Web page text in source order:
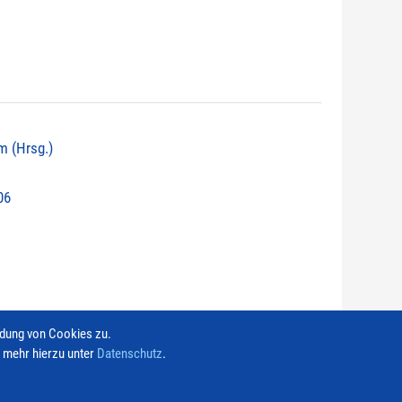
(Hrsg.)
von Cookies zu.
hierzu unter Datenschutz.